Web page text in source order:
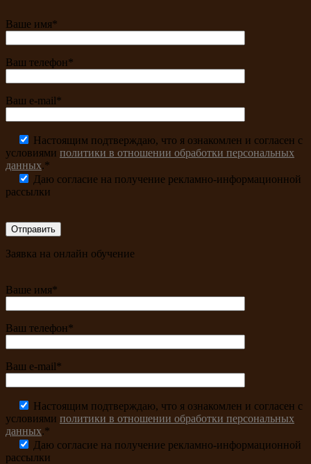
Ваше имя*
Ваш телефон*
Ваш e-mail*
Настоящим подтверждаю, что я ознакомлен и согласен с
условиями политики в отношении обработки персональных
данных.*
Даю согласие на получение рекламно-информационной
рассылки
Заявка на онлайн обучение
Ваше имя*
Ваш телефон*
Ваш e-mail*
Настоящим подтверждаю, что я ознакомлен и согласен с
условиями политики в отношении обработки персональных
данных.*
Даю согласие на получение рекламно-информационной
рассылки